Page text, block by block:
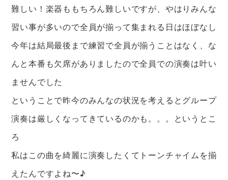
難しい！楽器ももちろん難しいですが、やはりみんな
習い事が多いので全員が揃って集まれる日はほぼなし
今年は結局最後まで練習で全員が揃うことはなく、な
んと本番も欠席がありましたので全員での演奏は叶い
ませんでした
ということで昨今のみんなの状況を考えるとグループ
演奏は厳しくなってきているのかも。。。というとこ
ろ
私はこの曲を綺麗に演奏したくてトーンチャイムを揃
えたんですよね〜♪